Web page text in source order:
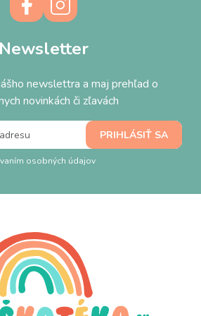
Newsletter
newslettra a maj prehľad o
novinkách či zľavách
osobných údajov